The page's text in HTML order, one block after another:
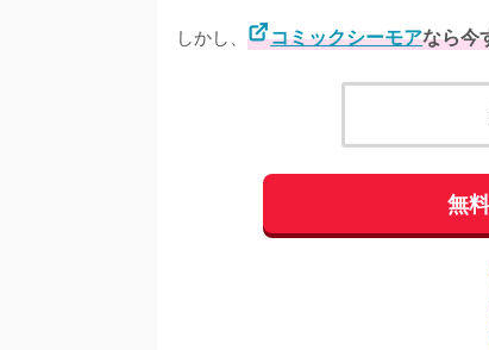
しかし、 コミックシーモアなら今
無